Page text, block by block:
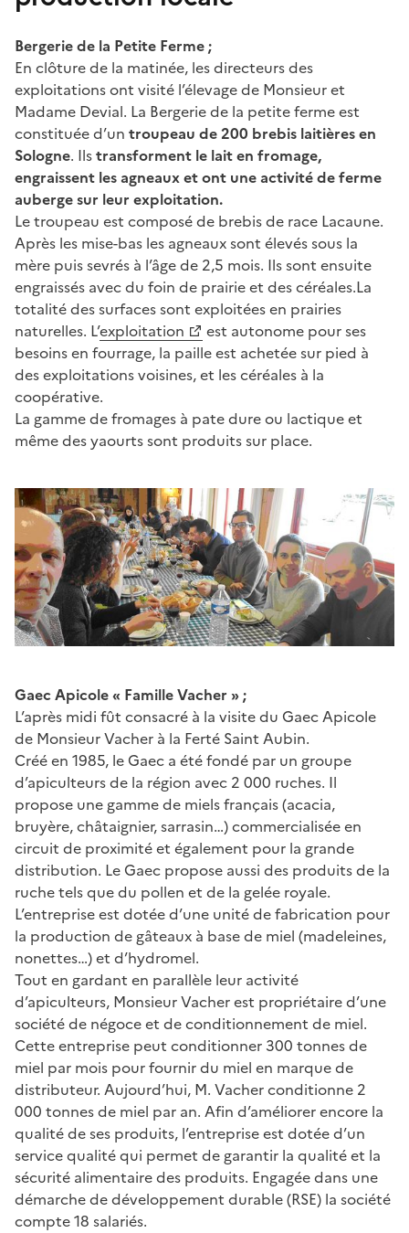
Bergerie de la Petite Ferme ;
En clôture de la matinée, les directeurs des
exploitations ont visité l’élevage de Monsieur et
Madame Devial. La Bergerie de la petite ferme est
constituée d’un troupeau de 200 brebis laitières en
Sologne. Ilstransforment le lait en fromage,
engraissent les agneaux et ont une activité de ferme
auberge sur leur exploitation.
Le troupeau est composé de brebis de race Lacaune.
Après les mise-bas les agneaux sont élevés sous la
mère puis sevrés à l’âge de 2,5 mois. Ils sont ensuite
engraissés avec du foin de prairie et des céréales.La
totalité des surfaces sont exploitées en prairies
naturelles. L’exploitation
est autonome pour ses
besoins en fourrage, la paille est achetée sur pied à
des exploitations voisines, et les céréales à la
coopérative.
La gamme de fromages à pate dure ou lactique et
même des yaourts sont produits sur place.
Gaec Apicole « Famille Vacher » ;
L’après midi fût consacré à la visite du Gaec Apicole
de Monsieur Vacher à la Ferté Saint Aubin.
Créé en 1985, le Gaec a été fondé par un groupe
d’apiculteurs de la région avec 2 000 ruches. Il
propose une gamme de miels français (acacia,
bruyère, châtaignier, sarrasin…) commercialisée en
circuit de proximité et également pour la grande
distribution. Le Gaec propose aussi des produits de la
ruche tels que du pollen et de la gelée royale.
L’entreprise est dotée d’une unité de fabrication pour
la production de gâteaux à base de miel (madeleines,
nonettes…) et d’hydromel.
Tout en gardant en parallèle leur activité
d’apiculteurs, Monsieur Vacher est propriétaire d’une
société de négoce et de conditionnement de miel.
Cette entreprise peut conditionner 300 tonnes de
miel par mois pour fournir du miel en marque de
distributeur. Aujourd’hui, M. Vacher conditionne 2
000 tonnes de miel par an. Afin d’améliorer encore la
qualité de ses produits, l’entreprise est dotée d’un
service qualité qui permet de garantir la qualité et la
sécurité alimentaire des produits. Engagée dans une
démarche de développement durable (RSE) la société
compte 18 salariés.